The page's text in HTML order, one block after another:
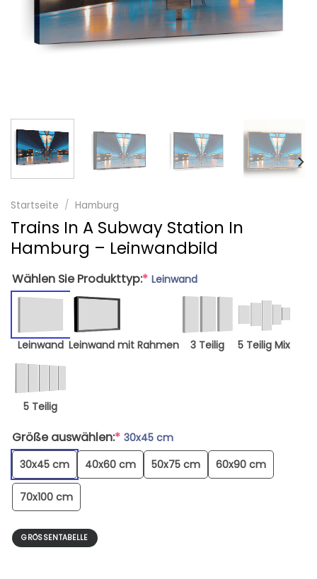
Startseite / Hamburg
Trains In A Subway Station In
Hamburg – Leinwandbild
Wählen Sie Produkttyp:* Leinwand
Leinwand Leinwand mit Rahmen 3 Teilig 5 Teilig Mix
5 Teilig
Größe auswählen:* 30x45 cm
30x45 cm
40x60 cm 50x75 cm 60x90 cm
70x100 cm
GRÖSSENTABELLE